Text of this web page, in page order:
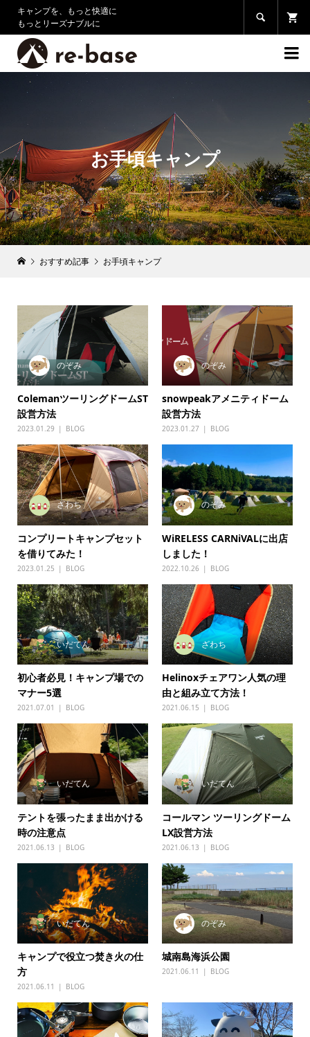
キャンプを、もっと快適に
もっとリーズナブルに


お手頃キャンプ
おすすめ記事 お手頃キャンプ
のぞみ
ColemanツーリングドームST
設営方法
2023.01.29 BLOG
のぞみ
snowpeakアメニティドーム
設営方法
2023.01.27 BLOG
ざわち
コンプリートキャンプセット
を借りてみた！
2023.01.25 BLOG
のぞみ
WiRELESS CARNiVALに出店
しました！
2022.10.26 BLOG
いだてん
初心者必見！キャンプ場での
マナー5選
2021.07.01 BLOG
ざわち
Helinoxチェアワン人気の理
由と組み立て方法！
2021.06.15 BLOG
いだてん
テントを張ったまま出かける
時の注意点
2021.06.13 BLOG
いだてん
コールマン ツーリングドーム
LX設営方法
2021.06.13 BLOG
いだてん
キャンプで役立つ焚き火の仕
方
2021.06.11 BLOG
のぞみ
城南島海浜公園
2021.06.11 BLOG